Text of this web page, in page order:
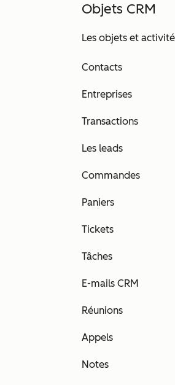
Objets CRM
Les objets et
Contacts
Entreprises
Transactions
Les leads
Commandes
Paniers
Tickets
Tâches
E-mails CRM
Réunions
Appels
Notes